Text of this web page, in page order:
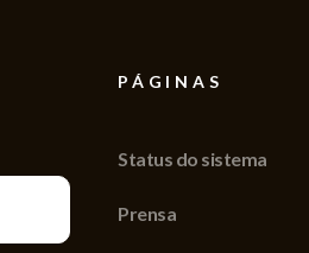
PÁGINAS
Status do sistema
Prensa